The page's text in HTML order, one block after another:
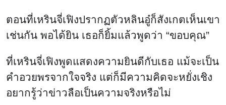
ตอนที่เหรินจี่เฟิงปรากฏตัวหลินอู๋ก็สังเกตเห็นเขา
เช่นกัน พอได้ยิน เธอก็ยิ้มแล้วพูดว่า “ขอบคุณ”
ที่เหรินจี่เฟิงพูดแสดงความยินดีกับเธอ แม้จะเป็น
คำอวยพรจากใจจริง แต่ก็มีความคิดจะหยั่งเชิง
อยากรู้ว่าข่าวลือเป็นความจริงหรือไม่